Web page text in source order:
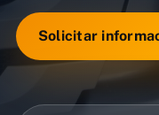
Solicitar